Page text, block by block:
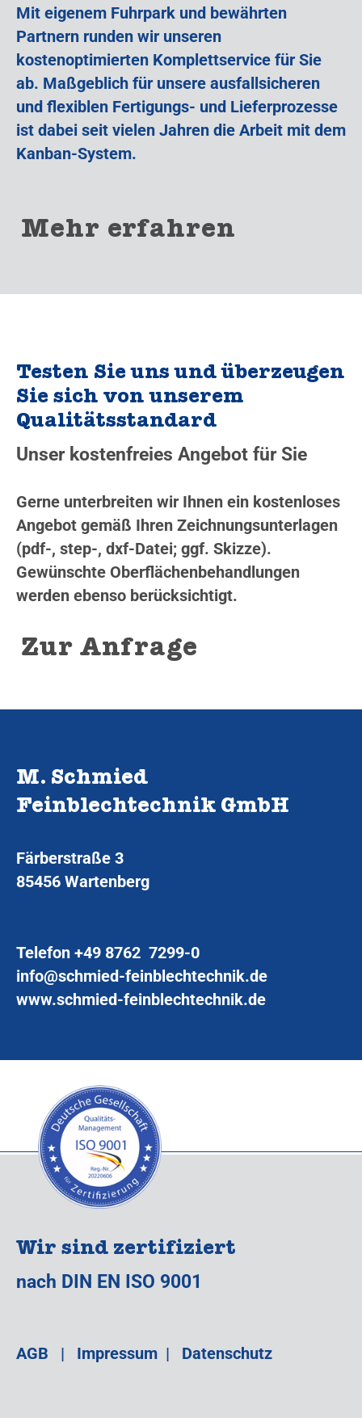
Testen Sie uns und überzeugen
Sie sich von unserem
Qualitätsstandard
Unser kostenfreies Angebot für Sie
Gerne unterbreiten wir Ihnen ein kostenloses
Angebot gemäß Ihren Zeichnungsunterlagen
(pdf-, step-, dxf-Datei; ggf. Skizze).
Gewünschte Oberflächenbehandlungen
werden ebenso berücksichtigt.
Zur Anfrage
Mit eigenem Fuhrpark und bewährten
Partnern runden wir unseren
kostenoptimierten Komplettservice für Sie
ab. Maßgeblich für unsere ausfallsicheren
und flexiblen Fertigungs- und Lieferprozesse
ist dabei seit vielen Jahren die Arbeit mit dem
Kanban-System.
Mehr erfahren
M. Schmied
Feinblechtechnik GmbH
Färberstraße 3
85456 Wartenberg
Telefon +49 8762 7299-0
info@schmied-feinblechtechnik.de
www.schmied-feinblechtechnik.de
Wir sind zertifiziert
nach DIN EN ISO 9001
AGB | Impressum | Datenschutz